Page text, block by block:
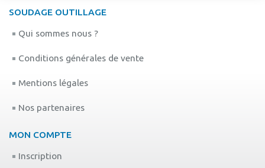
SOUDAGE OUTILLAGE
Qui sommes nous ?
Conditions générales de vente
Mentions légales
Nos partenaires
MON COMPTE
Inscription